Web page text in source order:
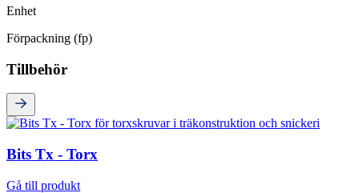
Enhet
Förpackning (fp)
Tillbehör
Bits Tx - Torx
Gå till produkt